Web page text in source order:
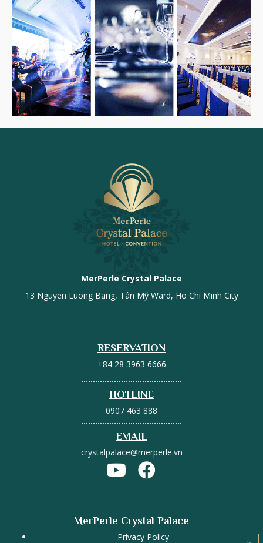
MerPerle Crystal Palace
13 Nguyen Luong Bang, Tân Mỹ Ward, Ho Chi Minh City
RESERVATION
+84 28 3963 6666
HOTLINE
0907 463 888
EMAIL
crystalpalace@merperle.vn
MerPerle Crystal Palace
Privacy Policy